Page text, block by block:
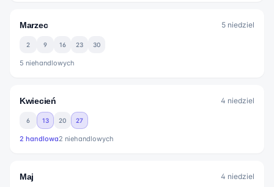
Marzec 5 niedziel
2 9 16 23 30
5 niehandlowych
Kwiecień 4 niedziel
6 13 20 27
2 handlowa2 niehandlowych
Maj 4 niedziel